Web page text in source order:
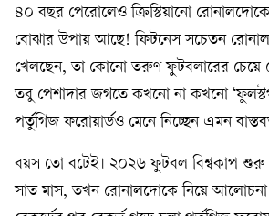
৪০ বছর পেরোলেও ক্রিস্টিয়ানো
বোঝার উপায় আছে! ফিটনেস সচেতন
খেলছেন, তা কোনো তরুণ ফুটবলারের
তবু পেশাদার জগতে কখনো না কখনো
পর্তুগিজ ফরোয়ার্ডও মেনে নিচ্ছেন এমন
বয়স তো বটেই। ২০২৬ ফুটবল বিশ্বকাপ
সাত মাস, তখন রোনালদোকে নিয়ে